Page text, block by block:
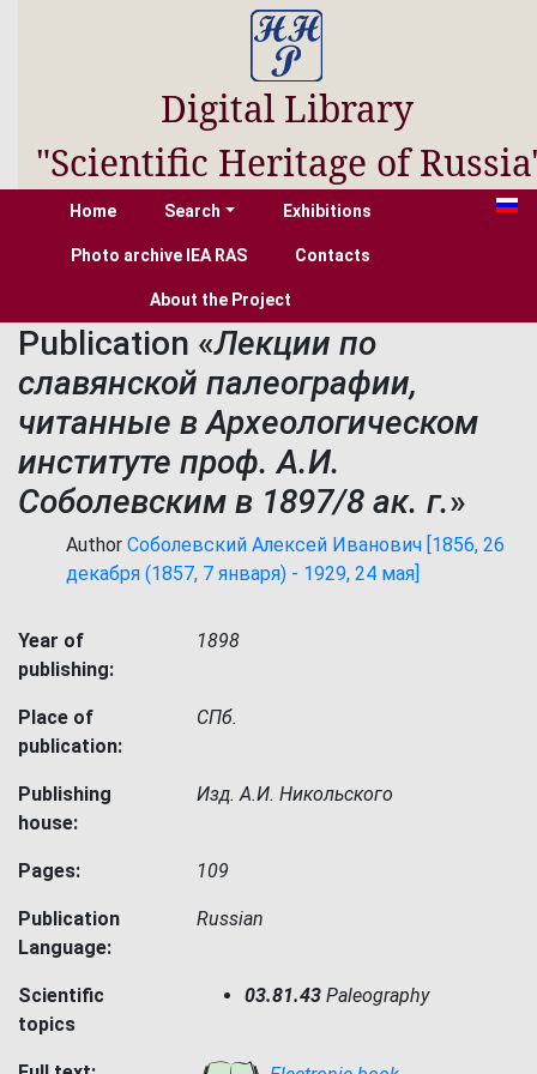
Digital Library
"Scientific Heritage of
Home Search Exhibitions
Photo archive IEA RAS Contacts
About the Project
Publication «Лекции по
славянской палеографии,
читанные в Археологическом
институте проф. А.И.
Соболевским в 1897/8 ак. г.»
Author Соболевский Алексей Иванович [1856, 26
декабря (1857, 7 января) - 1929, 24 мая]
Year of
publishing:
1898
Place of
publication:
СПб.
Publishing
house:
Изд. А.И. Никольского
Pages: 109
Publication
Language:
Russian
Scientific
topics
03.81.43 Paleography